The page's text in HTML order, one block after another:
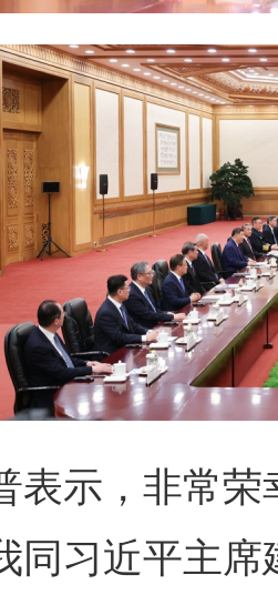
示，非常荣
同习近平主